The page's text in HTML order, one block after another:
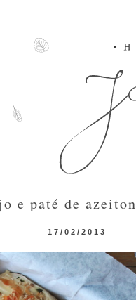
17/02/2013
e paté de